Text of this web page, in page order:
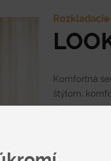
Rozkladacie
Komfortná
štýlom,
dostatok